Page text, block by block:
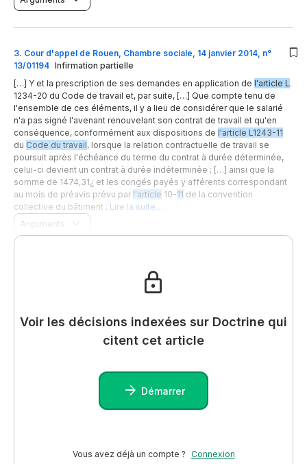
3. Cour d'appel de Rouen, Chambre sociale, 14 janvier 2014, n°
13/01194 Infirmation partielle
[…] Y et la prescription de ses demandes en application de l'article L.
1234-20 du Code de travail et, par suite, […] Que compte tenu de
l'ensemble de ces éléments, il y a lieu de considérer que le salarié
n'a pas signé l'avenant renouvelant son contrat de travail et qu'en
conséquence, conformément aux dispositions de l'article L1243-11
du Code du travail, lorsque la relation contractuelle de travail se
poursuit après l'échéance du terme du contrat à durée déterminée,
celui-ci devient un contrat à durée indéterminée ; […] ainsi que la
somme de 1474,31¿ et les congés payés y afférents correspondant
au mois de préavis prévu par l'article 10-11 de la convention
collective du bâtiment ; Lire la suite…
Arguments
Voir les décisions indexées sur Doctrine qui
citent cet article
Démarrer
Vous avez déjà un compte ? Connexion